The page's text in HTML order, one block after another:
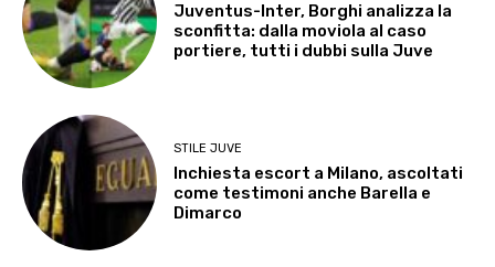
Juventus-Inter, Borghi analizza la
sconfitta: dalla moviola al caso
portiere, tutti i dubbi sulla Juve
STILE JUVE
Inchiesta escort a Milano, ascoltati
come testimoni anche Barella e
Dimarco